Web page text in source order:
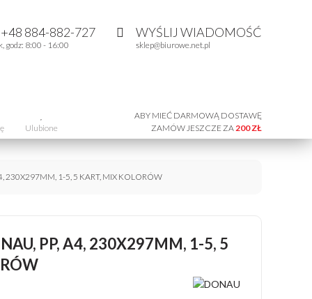
+48 884-882-727
godz: 8:00 - 16:00
WYŚLIJ WIADOMOŚĆ
sklep@biurowe.net.pl
Ulubione
ABY MIEĆ DARMOWĄ DOSTAWĘ
ZAMÓW JESZCZE ZA 200 ZŁ
230X297MM, 1-5, 5 KART, MIX KOLORÓW
PP, A4, 230X297MM, 1-5, 5